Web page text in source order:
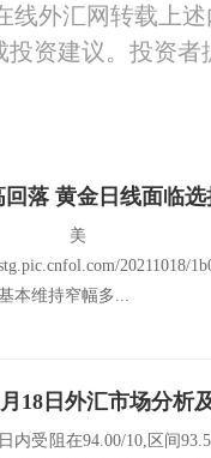
线外汇网转载上
资建议。投资
回落 黄金日线面临选
：
20211018/
本维持窄幅多...
18日外汇市场分析
内受阻在94.00/10,区间